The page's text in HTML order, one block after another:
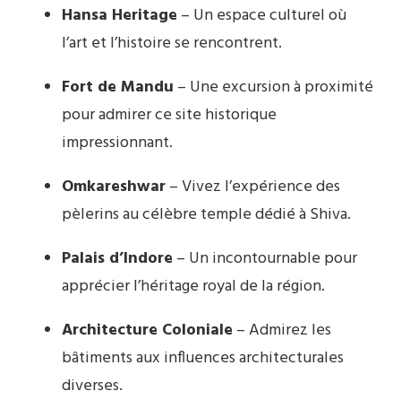
Hansa Heritage – Un espace culturel où
l’art et l’histoire se rencontrent.
Fort de Mandu – Une excursion à proximité
pour admirer ce site historique
impressionnant.
Omkareshwar– Vivez l’expérience des
pèlerins au célèbre temple dédié à Shiva.
Palais d’Indore – Un incontournable pour
apprécier l’héritage royal de la région.
Architecture Coloniale – Admirez les
bâtiments aux influences architecturales
diverses.